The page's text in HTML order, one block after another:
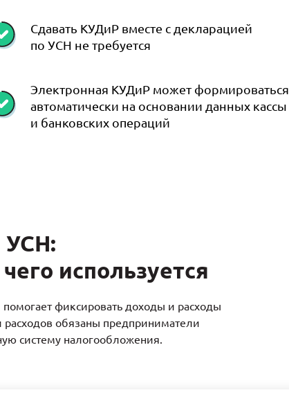
Сдавать КУДиР вместе с декларацией
по УСН не требуется
Электронная КУДиР может формироваться
автоматически на основании данных кассы
и банковских операций
УСН:
используется
фиксировать доходы и расходы
расходов обязаны предприниматели
систему налогообложения.